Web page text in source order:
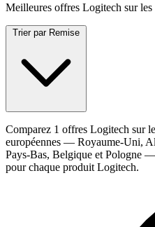
Meilleures offres Logitech sur
Trier par Remise
Comparez 1 offres Logitech sur
européennes — Royaume-Uni,
Pays-Bas, Belgique et Pologne
pour chaque produit Logitech.